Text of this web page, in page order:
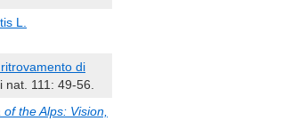
L.
di
nat. 111: 49-56.
the Alps: Vision,